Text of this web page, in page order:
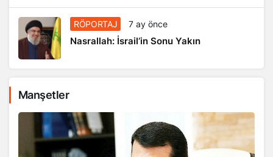
RÖPORTAJ 7 ay önce
Nasrallah: İsrail’in Sonu Yakın
Manşetler